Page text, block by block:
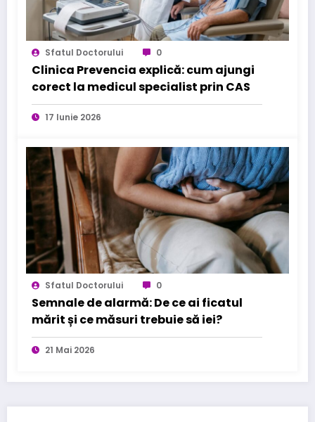
Sfatul Doctorului 0
Clinica Prevencia explică: cum ajungi
corect la medicul specialist prin CAS
17 Iunie 2026
Sfatul Doctorului 0
Semnale de alarmă: De ce ai ficatul
mărit și ce măsuri trebuie să iei?
21 Mai 2026